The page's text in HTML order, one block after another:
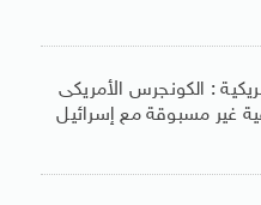
: الكونجرس الأمريكى
غير مسبوقة مع إسرائيل